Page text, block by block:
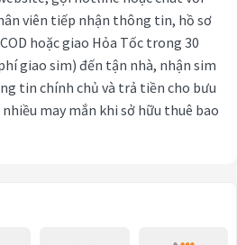
viên tiếp nhận thông tin, hồ sơ
hoặc giao Hỏa Tốc trong 30
giao sim) đến tận nhà, nhận sim
tin chính chủ và trả tiền cho bưu
nhiều may mắn khi sở hữu thuê bao